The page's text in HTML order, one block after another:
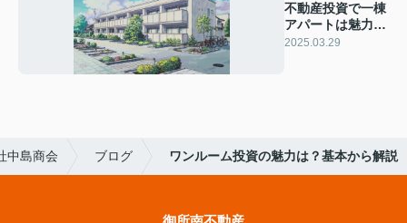
不動産投資で一棟
アパートは魅力
的？成功へのステ
2025.03.29
中島商会 ブログ ワンルーム投資の魅力は？基本から解説